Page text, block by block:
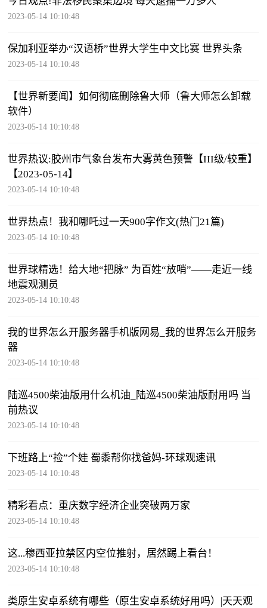
2023-05-14 10:10:48
保加利亚举办“汉语桥”世界大学生中文比赛 世界头条
2023-05-14 10:10:48
【世界新要闻】如何彻底删除鲁大师（鲁大师怎么卸载
软件）
2023-05-14 10:10:48
世界热议:胶州市气象台发布大雾黄色预警【III级/较重】
【2023-05-14】
2023-05-14 10:10:48
世界热点！我和哪吒过一天900字作文(热门21篇)
2023-05-14 10:10:48
世界球精选！给大地“把脉” 为百姓“放哨”——走近一线
地震观测员
2023-05-14 10:10:48
我的世界怎么开服务器手机版网易_我的世界怎么开服务
器
2023-05-14 10:10:48
陆巡4500柴油版用什么机油_陆巡4500柴油版耐用吗 当
前热议
2023-05-14 10:10:48
下班路上“捡”个娃 蜀黍帮你找爸妈-环球观速讯
2023-05-14 10:10:48
精彩看点：重庆数字经济企业突破两万家
2023-05-14 10:10:48
这...穆西亚拉禁区内空位推射，居然踢上看台！
2023-05-14 10:10:48
类原生安卓系统有哪些（原生安卓系统好用吗）|天天观